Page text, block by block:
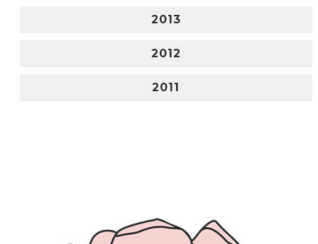
2013
2012
2011